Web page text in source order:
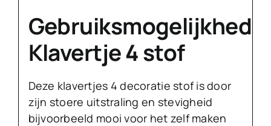
Klavertje 4 stof
Deze klavertjes 4 decoratie stof is door
zijn stoere uitstraling en stevigheid
bijvoorbeeld mooi voor het zelf maken